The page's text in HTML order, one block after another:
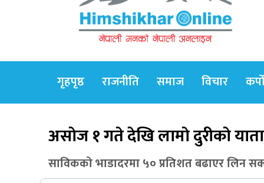
गृहपृष्ठ
राजनीति समाज विचार
जुम्लाबाट सुर्खेत र नेपालगञ्जतर्फ लैजाँदै गरिएको
१८० कार्टुन स्याउ प्रहरीले नियन्त्रणमा
असाेज १ गते देखि लामाे दुरीकाे
साविकको भाडादरमा ५० प्रतिशत बढाएर लिन